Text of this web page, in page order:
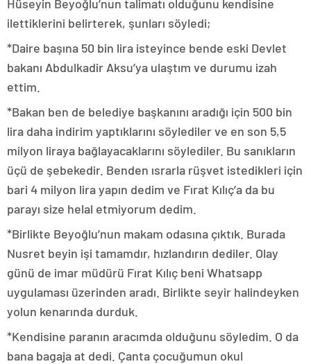
Hüseyin Beyoğlu’nun talimatı olduğunu kendisine
ilettiklerini belirterek, şunları söyledi;
*Daire başına 50 bin lira isteyince bende eski Devlet
bakanı Abdulkadir Aksu’ya ulaştım ve durumu izah
ettim.
*Bakan ben de belediye başkanını aradığı için 500 bin
lira daha indirim yaptıklarını söylediler ve en son 5,5
milyon liraya bağlayacaklarını söylediler. Bu sanıkların
üçü de şebekedir. Benden ısrarla rüşvet istedikleri için
bari 4 milyon lira yapın dedim ve Fırat Kılıç’a da bu
parayı size helal etmiyorum dedim.
*Birlikte Beyoğlu’nun makam odasına çıktık. Burada
Nusret beyin işi tamamdır, hızlandırın dediler. Olay
günü de imar müdürü Fırat Kılıç beni Whatsapp
uygulaması üzerinden aradı. Birlikte seyir halindeyken
yolun kenarında durduk.
*Kendisine paranın aracımda olduğunu söyledim. O da
bana bagaja at dedi. Çanta çocuğumun okul